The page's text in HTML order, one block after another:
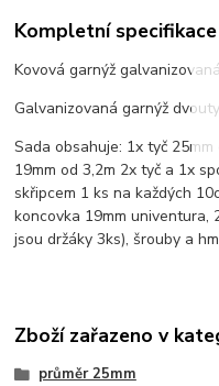
Kompletní specifikace
Kovová garnýž
Galvanizovaná garnýž
Sada obsahuje: 1x tyč
19mm od 3,2m 2x tyč a 1x
skřipcem 1 ks na každých
koncovka 19mm univentura,
jsou držáky 3ks), šrouby a
Zboží zařazeno v
průměr 25mm